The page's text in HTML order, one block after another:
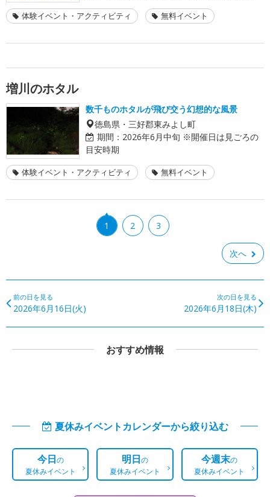
体験イベント・アクティビティ 無料イベント
増川のホタル
数千ものホタルが飛び交う幻想的な風景
徳島県・三好郡東みよし町
期間： 2026年6月中旬 ※開催日は見ごろの
目安時期
体験イベント・アクティビティ 無料イベント
1 2 3
次へ
前の日を見る
2026年6月16日(火)
次の日を見る
2026年6月18日(木)
おすすめ情報
夏休みイベントカレンダーから絞り込む
今日の
夏休みイベント
明日の
夏休みイベント
今週末の
夏休みイベント